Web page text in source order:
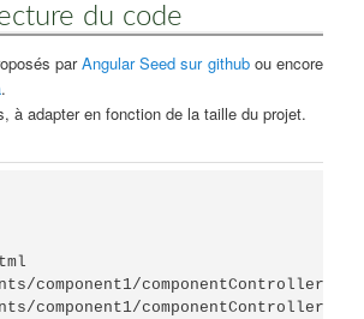
du code
parAngular Seed sur githubou encore
.
à adapter en fonction de la taille du projet.
component1/componentController.js
component1/